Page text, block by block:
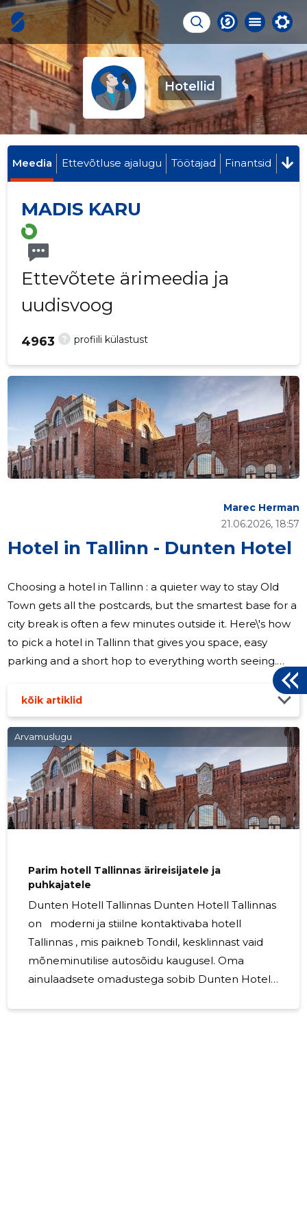
Hotellid
Meedia Ettevõtluse ajalugu Töötajad Finantsid
MADIS KARU
Ettevõtete ärimeedia ja
uudisvoog
? profiili külastust
4963
Hotel in Tallinn - Dunten Hotel
21.06.2026, 18:57
Marec Herman
Choosing a hotel in Tallinn : a quieter way to stay Old
Town gets all the postcards, but the smartest base for a
city break is often a few minutes outside it. Here\'s how
to pick a hotel in Tallinn that gives you space, easy
parking and a short hop to everything worth seeing.
capitals — a medieval Old Town wrapped in limestone
walls, a harbour reinventing itself by the year, and pine
forest never more than a tram ride away. The city is easy
to love. Where to sleep, though, is the decision that
quietly shapes the whole trip. The right hotel
kõik artiklid
Arvamuslugu
Parim hotell Tallinnas ärireisijatele ja
puhkajatele
Dunten Hotell Tallinnas Dunten Hotell Tallinnas
on moderni ja stiilne kontaktivaba hotell
Tallinnas , mis paikneb Tondil, kesklinnast vaid
mõneminutilise autosõidu kaugusel. Oma
ainulaadsete omadustega sobib Dunten Hotell